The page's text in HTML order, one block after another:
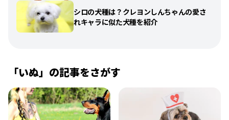
シロの犬種は？クレヨンしんちゃんの愛さ
れキャラに似た犬種を紹介
「いぬ」の記事をさがす